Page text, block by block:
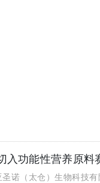
入功能性营养原料
诺（太仓）生物科技